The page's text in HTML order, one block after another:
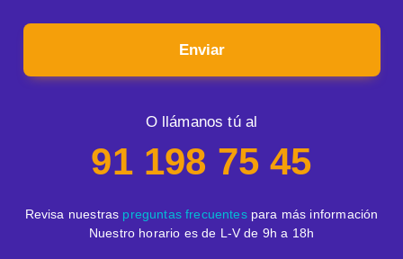
Enviar
O llámanos tú al
91 198 75 45
Revisa nuestras preguntas frecuentespara más información
Nuestro horario es de L-V de 9h a 18h